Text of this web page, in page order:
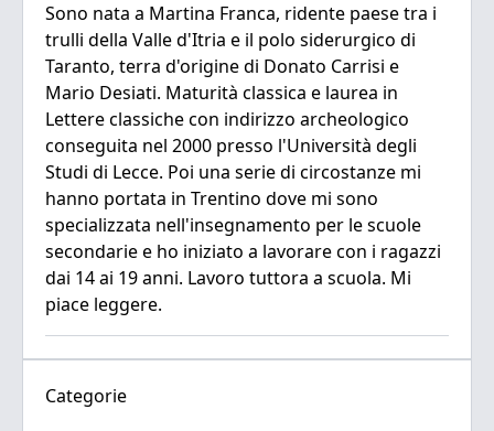
Sono nata a Martina Franca, ridente paese tra i
trulli della Valle d'Itria e il polo siderurgico di
Taranto, terra d'origine di Donato Carrisi e
Mario Desiati. Maturità classica e laurea in
Lettere classiche con indirizzo archeologico
conseguita nel 2000 presso l'Università degli
Studi di Lecce. Poi una serie di circostanze mi
hanno portata in Trentino dove mi sono
specializzata nell'insegnamento per le scuole
secondarie e ho iniziato a lavorare con i ragazzi
dai 14 ai 19 anni. Lavoro tuttora a scuola. Mi
piace leggere.
Categorie